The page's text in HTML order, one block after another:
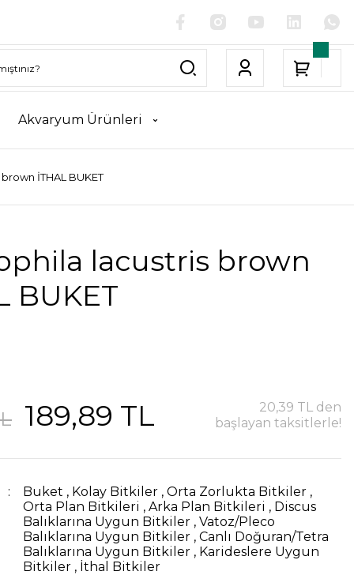
Akvaryum Ürünleri
İTHAL BUKET
lacustris brown
BUKET
189,89 TL
20,39 TL den
başlayan taksitlerle!
Buket , Kolay Bitkiler , Orta Zorlukta Bitkiler ,
Orta Plan Bitkileri , Arka Plan Bitkileri , Discus
Balıklarına Uygun Bitkiler , Vatoz/Pleco
Balıklarına Uygun Bitkiler , Canlı Doğuran/Tetra
Balıklarına Uygun Bitkiler , Karideslere Uygun
Bitkiler , İthal Bitkiler